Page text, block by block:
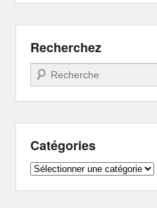
Recherchez
Recherche
Catégories
Catégories